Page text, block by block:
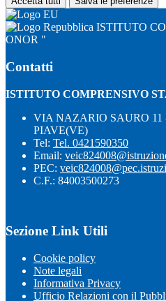
ISTITUTO
ONOR "
Contatti
ISTITUTO COMPRENSIVO
VIA NAZARIO SAURO 11
PIAVE(VE)
Tel: Tel. 0421590350
Email:
PEC:
C.F.: 84003500273
Sezione Link Utili
Cookie policy
Note legali
Informativa Privacy
Ufficio Relazioni con il